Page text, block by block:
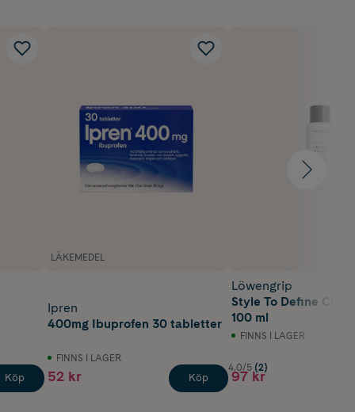
Köp
LÄKEMEDEL
Ipren
400mg Ibuprofen 30 tabletter
FINNS I LAGER
52 kr Köp
Löwengrip
Style To Define
100 ml
FINNS I LAGER
4.0/5 (2)
97 kr